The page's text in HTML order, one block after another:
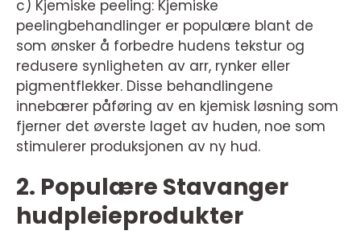
c) Kjemiske peeling: Kjemiske
peelingbehandlinger er populære blant de
som ønsker å forbedre hudens tekstur og
redusere synligheten av arr, rynker eller
pigmentflekker. Disse behandlingene
innebærer påføring av en kjemisk løsning som
fjerner det øverste laget av huden, noe som
stimulerer produksjonen av ny hud.
2. Populære Stavanger
hudpleieprodukter